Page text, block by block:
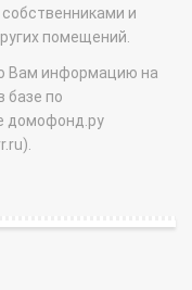
и
помещений.
Вам информацию на
базе по
домофонд.ру